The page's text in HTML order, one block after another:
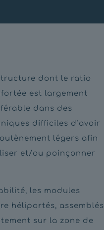
dont le ratio
est largement
dans des
difficiles d’avoir
légers afin
et/ou poinçonner
les modules
héliportés, assemblés
sur la zone de